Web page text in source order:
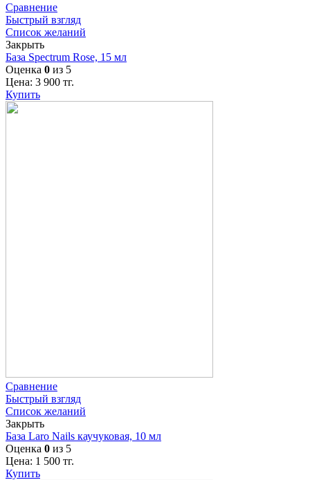
Сравнение
Быстрый взгляд
Список желаний
Закрыть
База Spectrum Rose, 15 мл
Оценка 0 из 5
Цена: 3 900 тг.
Купить
Сравнение
Быстрый взгляд
Список желаний
Закрыть
База Laro Nails каучуковая, 10 мл
Оценка 0 из 5
Цена: 1 500 тг.
Купить